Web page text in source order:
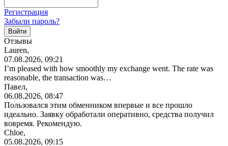
Регистрация
Забыли пароль?
Отзывы
Lauren,
07.08.2026, 09:21
I’m pleased with how smoothly my exchange went. The rate was
reasonable, the transaction was…
Павел,
06.08.2026, 08:47
Пользовался этим обменником впервые и все прошло
идеально. Заявку обработали оперативно, средства получил
вовремя. Рекомендую.
Chloe,
05.08.2026, 09:15